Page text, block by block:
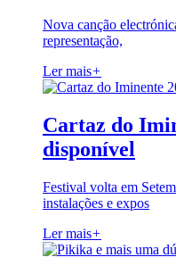
Nova canção
representação,
Ler mais+
Cartaz do
disponível
Festival volta em
instalações e expos
Ler mais+